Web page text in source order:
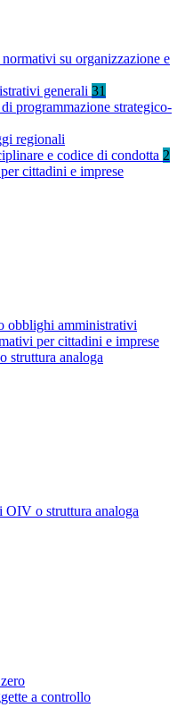
su organizzazione e
generali 31
programmazione strategico-
regionali
e codice di condotta 2
cittadini e imprese
obblighi amministrativi
per cittadini e imprese
struttura analoga
OIV o struttura analoga
a controllo